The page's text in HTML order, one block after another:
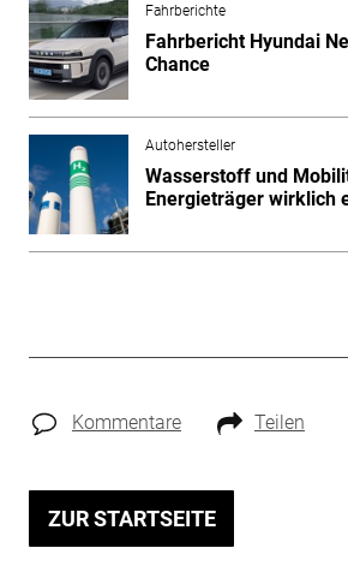
Fahrberichte
Fahrbericht Hyundai
Chance
Autohersteller
Wasserstoff und
Energieträger wirklich
Kommentare Teilen
ZUR STARTSEITE